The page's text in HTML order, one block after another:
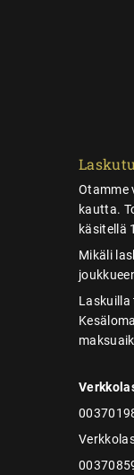
Otamme
kautta.
käsitellä
Mikäli
Laskuilla